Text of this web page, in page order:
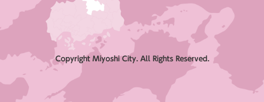
Copyright Miyoshi City. All Rights Reserved.